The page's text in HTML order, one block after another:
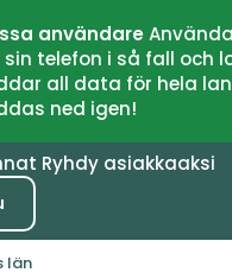
användare
telefon i så fall
all data för hela
ned igen!
Ryhdy asiakkaaksi
län